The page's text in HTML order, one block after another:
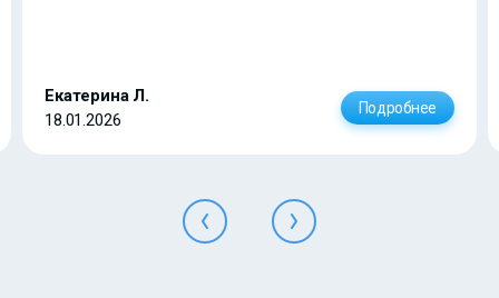
Екатерина Л.
18.01.2026
Подробнее